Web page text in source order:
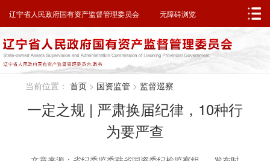
辽宁省人民政府 邮箱系统 无障碍浏览
辽宁省人民政府国有资产监督管理委员会 无障碍浏览
当前位置： 首页 > 国资监管 > 监督巡察
一定之规 | 严肃换届纪律，10种行
为要严查